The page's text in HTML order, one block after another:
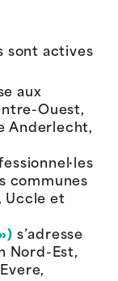
sont actives
aux
Ouest,
Anderlecht,
communes
Uccle et
s’adresse
Nord-Est,